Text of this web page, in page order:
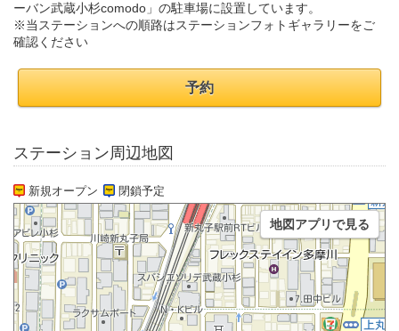
ーバン武蔵小杉comodo」の駐車場に設置しています。
※当ステーションへの順路はステーションフォトギャラリーをご
確認ください
予約
ステーション周辺地図
新規オープン 閉鎖予定
地図アプリで見る